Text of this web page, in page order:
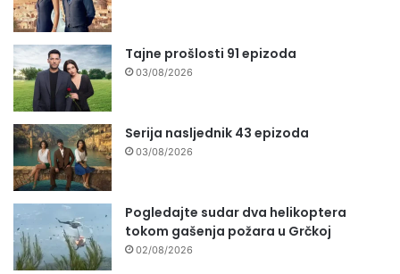
Tajne prošlosti 91 epizoda
03/08/2026
Serija nasljednik 43 epizoda
03/08/2026
Pogledajte sudar dva helikoptera
tokom gašenja požara u Grčkoj
02/08/2026